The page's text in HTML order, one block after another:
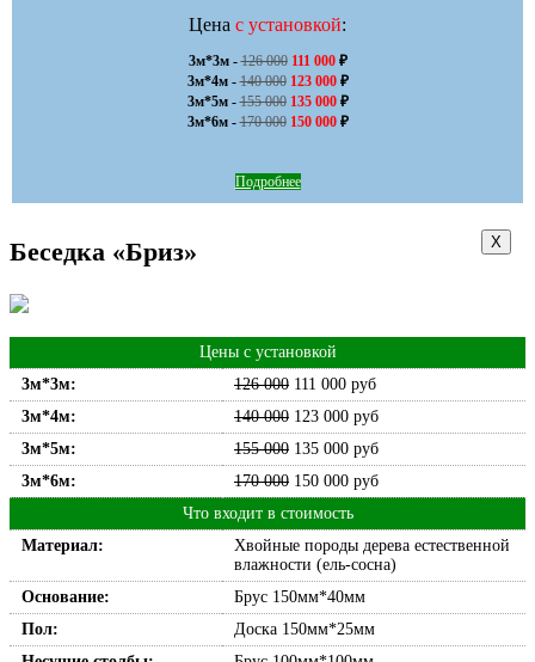
Цена с установкой:
3м*3м - 126 000 111 000 ₽
3м*4м - 140 000 123 000 ₽
3м*5м - 155 000 135 000 ₽
3м*6м - 170 000 150 000 ₽
Подробнее
Х
Беседка «Бриз»
Цены с установкой
3м*3м:
126 000 111 000 руб
3м*4м:
140 000 123 000 руб
3м*5м:
155 000 135 000 руб
3м*6м:
170 000 150 000 руб
Что входит в стоимость
Материал:
Хвойные породы дерева естественной
влажности (ель-сосна)
Основание:
Брус 150мм*40мм
Пол:
Доска 150мм*25мм